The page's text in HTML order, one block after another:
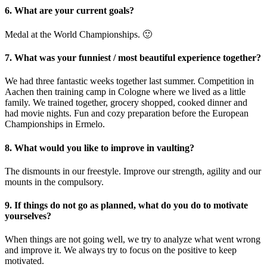
6. What are your current goals?
Medal at the World Championships. 🙂
7. What was your funniest / most beautiful experience together?
We had three fantastic weeks together last summer. Competition in
Aachen then training camp in Cologne where we lived as a little
family. We trained together, grocery shopped, cooked dinner and
had movie nights. Fun and cozy preparation before the European
Championships in Ermelo.
8. What would you like to improve in vaulting?
The dismounts in our freestyle. Improve our strength, agility and our
mounts in the compulsory.
9. If things do not go as planned, what do you do to motivate
yourselves?
When things are not going well, we try to analyze what went wrong
and improve it. We always try to focus on the positive to keep
motivated.